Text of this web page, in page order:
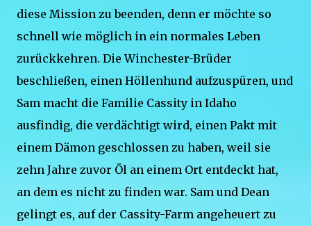
diese Mission zu beenden, denn er möchte so
schnell wie möglich in ein normales Leben
zurückkehren. Die Winchester-Brüder
beschließen, einen Höllenhund aufzuspüren, und
Sam macht die Familie Cassity in Idaho
ausfindig, die verdächtigt wird, einen Pakt mit
einem Dämon geschlossen zu haben, weil sie
zehn Jahre zuvor Öl an einem Ort entdeckt hat,
an dem es nicht zu finden war. Sam und Dean
gelingt es, auf der Cassity-Farm angeheuert zu